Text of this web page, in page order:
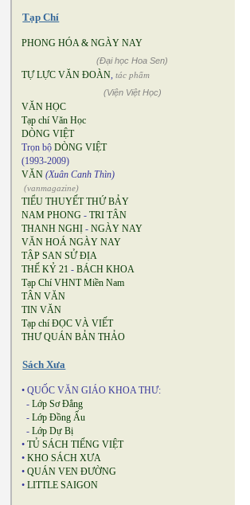
Tạp Chí
PHONG HÓA & NGÀY NAY
(Đại học Hoa Sen)
TỰ LỰC VĂN ĐOÀN, tác phẩm
(Viện Việt Học)
VĂN HỌC
Tạp chí Văn Học
DÒNG VIỆT
Trọn bộ DÒNG VIỆT
(1993-2009)
VĂN (Xuân Canh Thìn)
(vanmagazine)
TIỂU THUYẾT THỨ BẢY
NAM PHONG - TRI TÂN
THANH NGHỊ - NGÀY NAY
VĂN HOÁ NGÀY NAY
TẬP SAN SỬ ĐỊA
THẾ KỶ 21 - BÁCH KHOA
Tạp Chí VHNT Miền Nam
TÂN VĂN
TIN VĂN
Tạp chí ĐỌC VÀ VIẾT
THƯ QUÁN BẢN THẢO
Sách Xưa
• QUỐC VĂN GIÁO KHOA THƯ:
- Lớp Sơ Đẳng
- Lớp Đồng Ấu
- Lớp Dự Bị
• TỦ SÁCH TIẾNG VIỆT
• KHO SÁCH XƯA
• QUÁN VEN ĐƯỜNG
• LITTLE SAIGON